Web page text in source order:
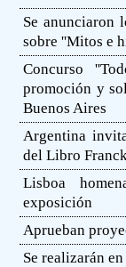
Se anunciaron
sobre ''Mitos e
Concurso
promoción y
Buenos Aires
Argentina
del Libro
Lisboa
exposición
Aprueban
Se realizarán